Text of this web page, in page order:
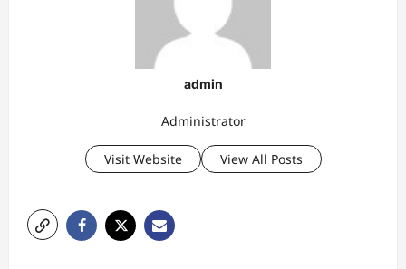
admin
Administrator
Visit Website View All Posts